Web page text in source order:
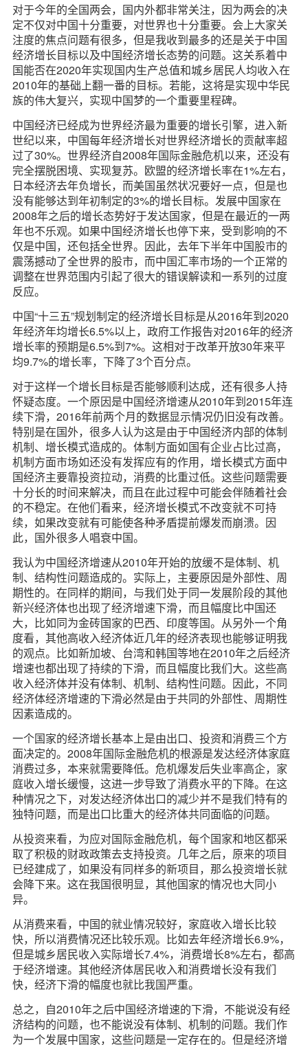
对于今年的全国两会，国内外都非常关注，因为两会的决
定不仅对中国十分重要，对世界也十分重要。会上大家关
注度的焦点问题有很多，但是我收到最多的还是关于中国
经济增长目标以及中国经济增长态势的问题。这关系着中
国能否在2020年实现国内生产总值和城乡居民人均收入在
2010年的基础上翻一番的目标。若能，这将是实现中华民
族的伟大复兴，实现中国梦的一个重要里程碑。
中国经济已经成为世界经济最为重要的增长引擎，进入新
世纪以来，中国每年经济增长对世界经济增长的贡献率超
过了30%。世界经济自2008年国际金融危机以来，还没有
完全摆脱困境、实现复苏。欧盟的经济增长率在1%左右，
日本经济去年负增长，而美国虽然状况要好一点，但是也
没有能够达到年初制定的3%的增长目标。发展中国家在
2008年之后的增长态势好于发达国家，但是在最近的一两
年也不乐观。如果中国经济增长也停下来，受到影响的不
仅是中国，还包括全世界。因此，去年下半年中国股市的
震荡撼动了全世界的股市，而中国汇率市场的一个正常的
调整在世界范围内引起了很大的错误解读和一系列的过度
反应。
中国“十三五”规划制定的经济增长目标是从2016年到2020
年经济年均增长6.5%以上，政府工作报告对2016年的经济
增长率的预期是6.5%到7%。这相对于改革开放30年来平
均9.7%的增长率，下降了3个百分点。
对于这样一个增长目标是否能够顺利达成，还有很多人持
怀疑态度。一个原因是中国经济增速从2010年到2015年连
续下滑，2016年前两个月的数据显示情况仍旧没有改善。
特别是在国外，很多人认为这是由于中国经济内部的体制
机制、增长模式造成的。体制方面如国有企业占比过高，
机制方面市场如还没有发挥应有的作用，增长模式方面中
国经济主要靠投资拉动，消费的比重过低。这些问题需要
十分长的时间来解决，而且在此过程中可能会伴随着社会
的不稳定。在他们看来，经济增长模式不改变就不可持
续，如果改变就有可能使各种矛盾提前爆发而崩溃。因
此，国外很多人唱衰中国。
我认为中国经济增速从2010年开始的放缓不是体制、机
制、结构性问题造成的。实际上，主要原因是外部性、周
期性的。在同样的期间，与我们处于同一发展阶段的其他
新兴经济体也出现了经济增速下滑，而且幅度比中国还
大，比如同为金砖国家的巴西、印度等国。从另外一个角
度看，其他高收入经济体近几年的经济表现也能够证明我
的观点。比如新加坡、台湾和韩国等地在2010年之后经济
增速也都出现了持续的下滑，而且幅度比我们大。这些高
收入经济体并没有体制、机制、结构性问题。因此，不同
经济体经济增速的下滑必然是由于共同的外部性、周期性
因素造成的。
一个国家的经济增长基本上是由出口、投资和消费三个方
面决定的。2008年国际金融危机的根源是发达经济体家庭
消费过多，本来就需要降低。危机爆发后失业率高企，家
庭收入增长缓慢，这进一步导致了消费水平的下降。在这
种情况之下，对发达经济体出口的减少并不是我们特有的
独特问题，而是出口比重大的经济体共同面临的问题。
从投资来看，为应对国际金融危机，每个国家和地区都采
取了积极的财政政策去支持投资。几年之后，原来的项目
已经建成了，如果没有同样多的新项目，那么投资增长就
会降下来。这在我国很明显，其他国家的情况也大同小
异。
从消费来看，中国的就业情况较好，家庭收入增长比较
快，所以消费情况还比较乐观。比如去年经济增长6.9%，
但是城乡居民收入实际增长7.4%，消费增长8%左右，都高
于经济增速。其他经济体居民收入和消费增长没有我们
快，经济下滑的幅度也就比我国严重。
总之，自2010年之后中国经济增速的下滑，不能说没有经
济结构的问题，也不能说没有体制、机制的问题。我们作
为一个发展中国家，这些问题是一定存在的。但是经济增